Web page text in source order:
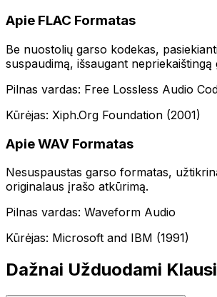
Apie FLAC Formatas
Be nuostolių garso kodekas,
suspaudimą, išsaugant
Pilnas vardas: Free Lossless Audio
Kūrėjas: Xiph.Org Foundation (2001)
Apie WAV Formatas
Nesuspaustas garso formatas,
originalaus įrašo atkūrimą.
Pilnas vardas: Waveform Audio
Kūrėjas: Microsoft and IBM (1991)
Dažnai Užduodami